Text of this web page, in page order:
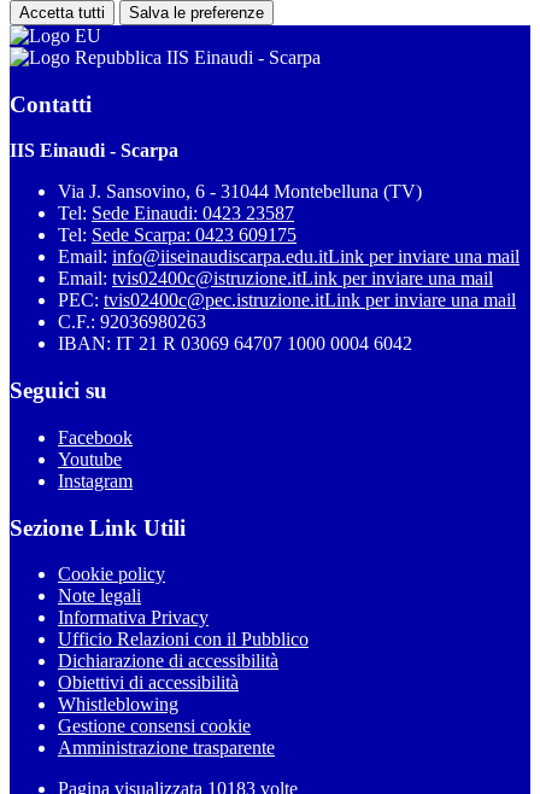
Accetta tutti Salva le preferenze
IIS Einaudi - Scarpa
Contatti
IIS Einaudi - Scarpa
Via J. Sansovino, 6 - 31044 Montebelluna (TV)
Tel: Sede Einaudi: 0423 23587
Tel: Sede Scarpa: 0423 609175
Email: info@iiseinaudiscarpa.edu.itLink per inviare una mail
Email: tvis02400c@istruzione.itLink per inviare una mail
PEC: tvis02400c@pec.istruzione.itLink per inviare una mail
C.F.: 92036980263
IBAN: IT 21 R 03069 64707 1000 0004 6042
Seguici su
Facebook
Youtube
Instagram
Sezione Link Utili
Cookie policy
Note legali
Informativa Privacy
Ufficio Relazioni con il Pubblico
Dichiarazione di accessibilità
Obiettivi di accessibilità
Whistleblowing
Gestione consensi cookie
Amministrazione trasparente
Pagina visualizzata 10183 volte